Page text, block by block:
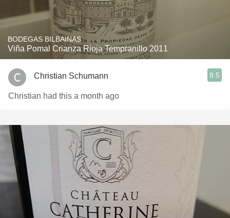
BODEGAS BILBAINAS
Viña Pomal Crianza Rioja Tempranillo 2011
Christian Schumann 8.5
Christian had this a month ago